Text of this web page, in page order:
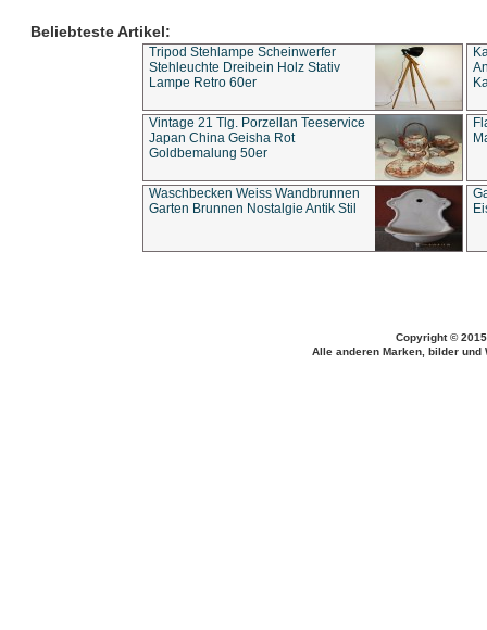
Beliebteste Artikel:
Tripod Stehlampe Scheinwerfer
Stehleuchte Dreibein Holz Stativ
Lampe Retro 60er
Vintage 21 Tlg. Porzellan Teeservice
Japan China Geisha Rot
Goldbemalung 50er
Waschbecken Weiss Wandbrunnen
Garten Brunnen Nostalgie Antik Stil
Copyright ©
Alle anderen Marken, bilder und